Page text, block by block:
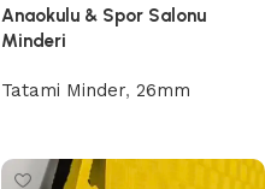
Anaokulu & Spor Salonu
Minderi
Tatami Minder, 26mm